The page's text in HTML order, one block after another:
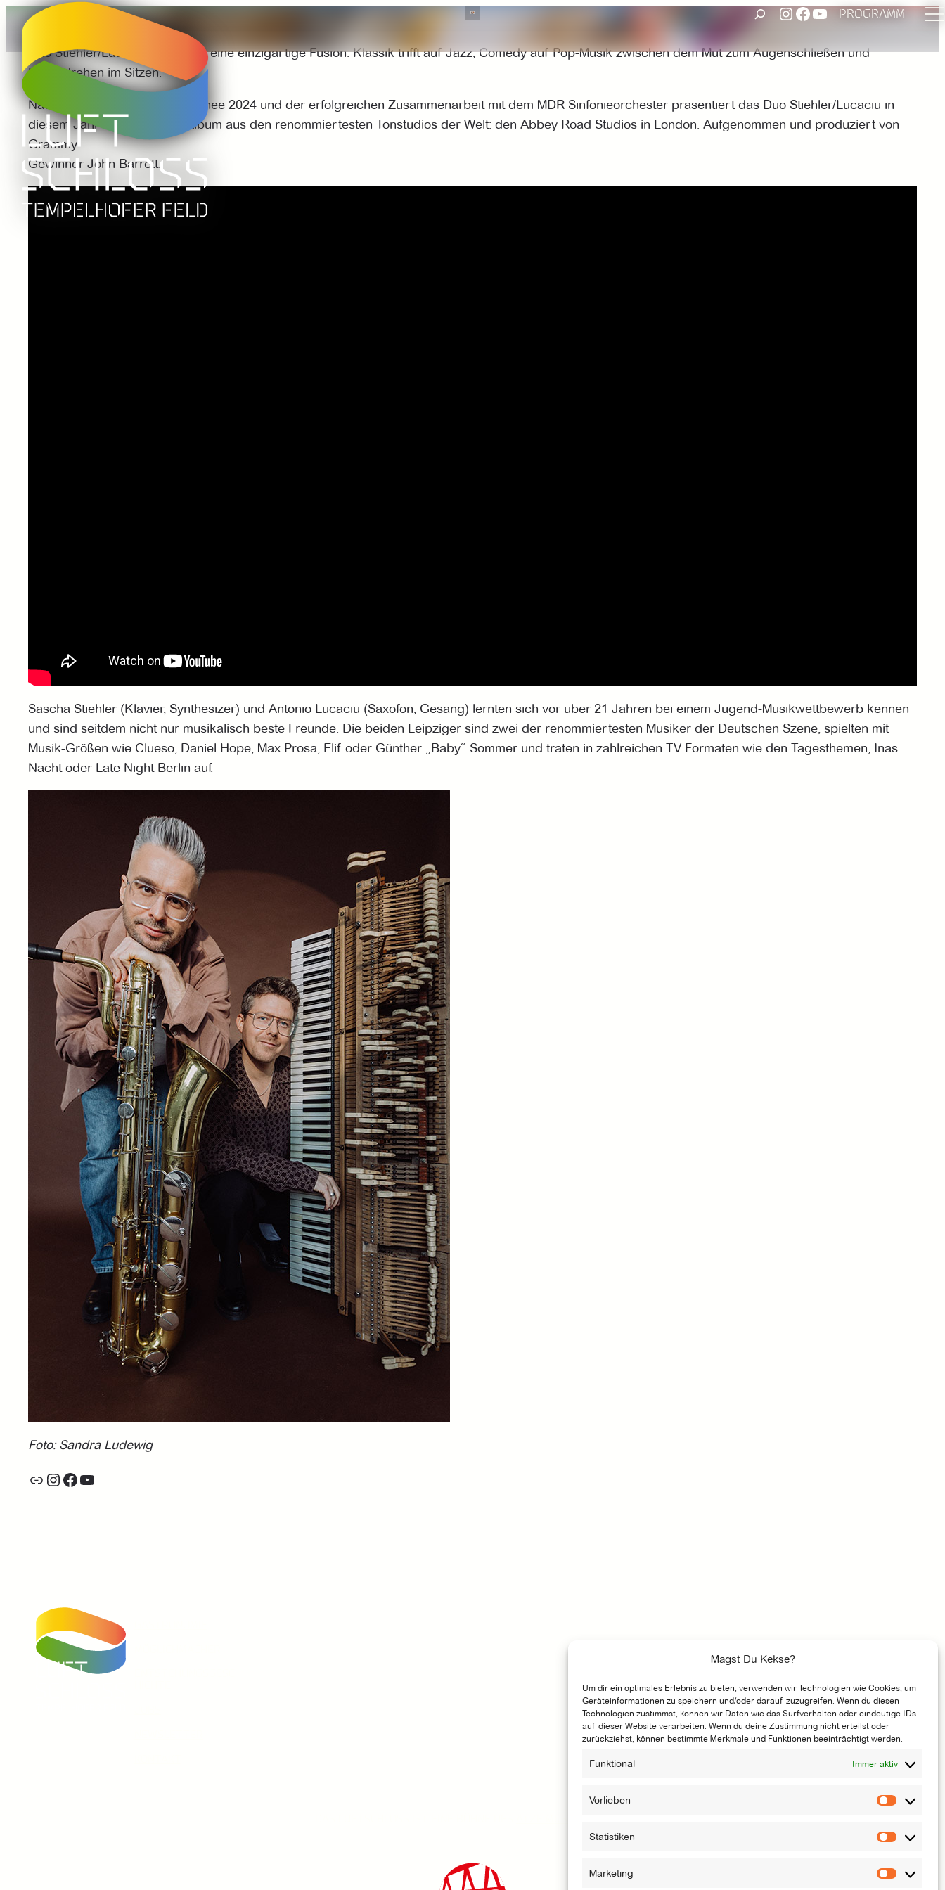
Magst Du Kekse?
Um dir ein optimales Erlebnis zu bieten, verwenden wir Technologien wie Cookies, um
Geräteinformationen zu speichern und/oder darauf zuzugreifen. Wenn du diesen
Technologien zustimmst, können wir Daten wie das Surfverhalten oder eindeutige IDs
auf dieser Website verarbeiten. Wenn du deine Zustimmung nicht erteilst oder
zurückziehst, können bestimmte Merkmale und Funktionen beeinträchtigt werden.
Funktional Immer aktiv
Vorlieben
Statistiken
Marketing
SUCHENUNSER INSTAGRAM ACCOUNT
FACEBOOK
UNSER YOUTUBE-KANALPROGRAMM
Duo Stiehler/Lucaciu stehen für eine einzigartige Fusion. Klassik trifft auf Jazz, Comedy auf Pop-Musik zwischen dem Mut zum Augenschließen und
Durchdrehen im Sitzen.
Nach einer ausverkauften Tournee 2024 und der erfolgreichen Zusammenarbeit mit dem MDR Sinfonieorchester präsentiert das Duo Stiehler/Lucaciu in
diesem Jahr ihr neues Live Album aus den renommiertesten Tonstudios der Welt: den Abbey Road Studios in London. Aufgenommen und produziert von
Grammy
Gewinner John Barrett.
Sascha Stiehler (Klavier, Synthesizer) und Antonio Lucaciu (Saxofon, Gesang) lernten sich vor über 21 Jahren bei einem Jugend-Musikwettbewerb kennen
und sind seitdem nicht nur musikalisch beste Freunde. Die beiden Leipziger sind zwei der renommiertesten Musiker der Deutschen Szene, spielten mit
Musik-Größen wie Clueso, Daniel Hope, Max Prosa, Elif oder Günther „Baby“ Sommer und traten in zahlreichen TV Formaten wie den Tagesthemen, Inas
Nacht oder Late Night Berlin auf.
Foto: Sandra Ludewig
LinkInstagram
Facebook
YouTube